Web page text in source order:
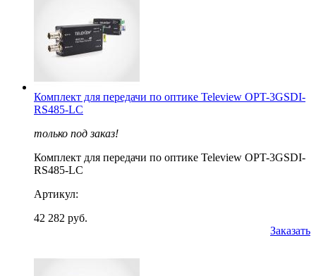
Комплект для передачи по оптике Teleview OPT-3GSDI-
RS485-LC
только под заказ!
Комплект для передачи по оптике Teleview OPT-3GSDI-
RS485-LC
Артикул:
42 282 руб.
Заказать